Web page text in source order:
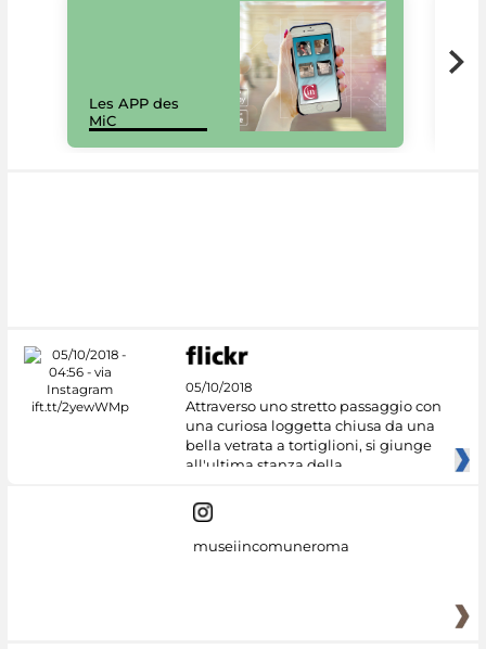
Les APP des
MiC
05/10/2018
Attraverso uno stretto passaggio con
una curiosa loggetta chiusa da una
bella vetrata a tortiglioni, si giunge
all'ultima stanza della
museiincomuneroma